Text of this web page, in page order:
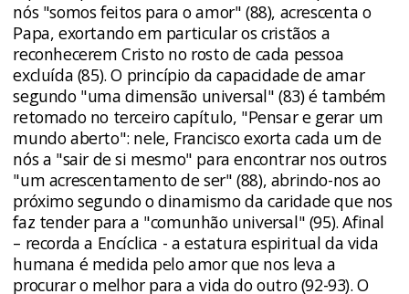
nós "somos feitos para o amor" (88), acrescenta o
Papa, exortando em particular os cristãos a
reconhecerem Cristo no rosto de cada pessoa
excluída (85). O princípio da capacidade de amar
segundo "uma dimensão universal" (83) é também
retomado no terceiro capítulo, "Pensar e gerar um
mundo aberto": nele, Francisco exorta cada um de
nós a "sair de si mesmo" para encontrar nos outros
"um acrescentamento de ser" (88), abrindo-nos ao
próximo segundo o dinamismo da caridade que nos
faz tender para a "comunhão universal" (95). Afinal
– recorda a Encíclica - a estatura espiritual da vida
humana é medida pelo amor que nos leva a
procurar o melhor para a vida do outro (92-93). O